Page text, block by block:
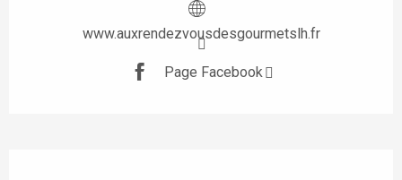
www.auxrendezvousdesgourmetslh.fr
Page Facebook